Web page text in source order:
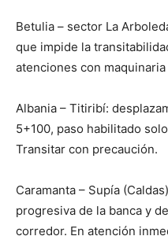
Betulia – sector La
que impide la
atenciones con maquinaria
Albania – Titiribí:
5+100, paso habilitado
Transitar con precaución.
Caramanta – Supía
progresiva de la banca y
corredor. En atención